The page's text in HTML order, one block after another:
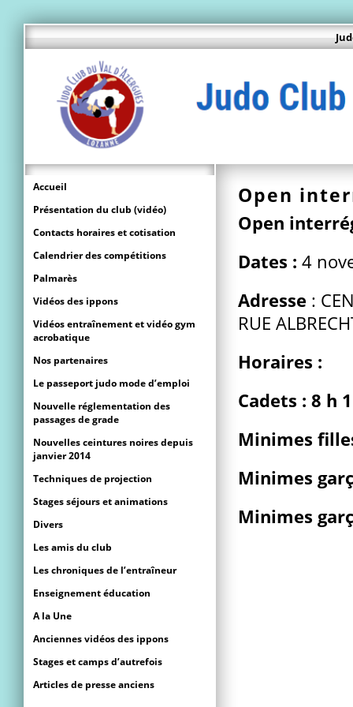
Open
Open
Dates : 4
Adresse :
RUE
Horaires :
Cadets : 8 h
Minimes
Minimes
Minimes
Accueil
Présentation du club (vidéo)
Contacts horaires et cotisation
Calendrier des compétitions
Palmarès
Vidéos des ippons
Vidéos entraînement et vidéo gym
acrobatique
Nos partenaires
Le passeport judo mode d’emploi
Nouvelle réglementation des
passages de grade
Nouvelles ceintures noires depuis
janvier 2014
Techniques de projection
Stages séjours et animations
Divers
Les amis du club
Les chroniques de l’entraîneur
Enseignement éducation
A la Une
Anciennes vidéos des ippons
Stages et camps d’autrefois
Articles de presse anciens